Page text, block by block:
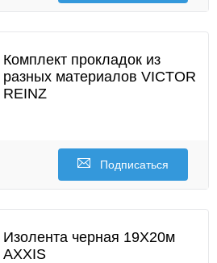
Комплект прокладок из
разных материалов VICTOR
REINZ
Подписаться
Изолента черная 19X20м
AXXIS